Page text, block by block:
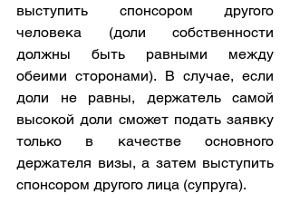
выступить спонсором другого
человека (доли собственности
должны быть равными между
обеими сторонами). В случае, если
доли не равны, держатель самой
высокой доли сможет подать заявку
только в качестве основного
держателя визы, а затем выступить
спонсором другого лица (супруга).